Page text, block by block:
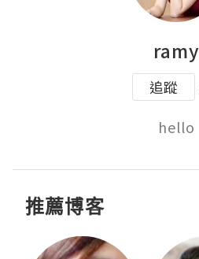
ramy
追蹤
hello
推薦博客